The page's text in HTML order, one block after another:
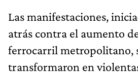
Las manifestaciones,
atrás contra el aumento
ferrocarril metropolitano,
transformaron en